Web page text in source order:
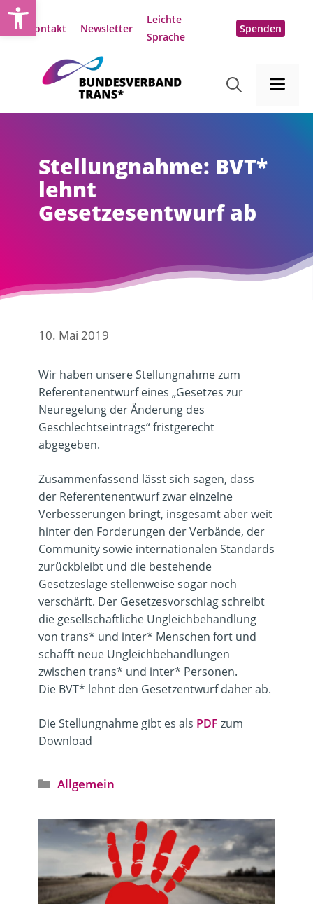
Zum
Inhalt
Kontakt Newsletter
Leichte
Sprache
Spenden
Stellungnahme: BVT*
lehnt
Gesetzesentwurf ab
10. Mai 2019
Wir haben unsere Stellungnahme zum
Referentenentwurf eines „Gesetzes zur
Neuregelung der Änderung des
Geschlechtseintrags“ fristgerecht
abgegeben.
Zusammenfassend lässt sich sagen, dass
der Referentenentwurf zwar einzelne
Verbesserungen bringt, insgesamt aber weit
hinter den Forderungen der Verbände, der
Community sowie internationalen Standards
zurückbleibt und die bestehende
Gesetzeslage stellenweise sogar noch
verschärft. Der Gesetzesvorschlag schreibt
die gesellschaftliche Ungleichbehandlung
von trans* und inter* Menschen fort und
schafft neue Ungleichbehandlungen
zwischen trans* und inter* Personen.
Die BVT* lehnt den Gesetzentwurf daher ab.
Die Stellungnahme gibt es als PDF zum
Download
Kategorien
Allgemein